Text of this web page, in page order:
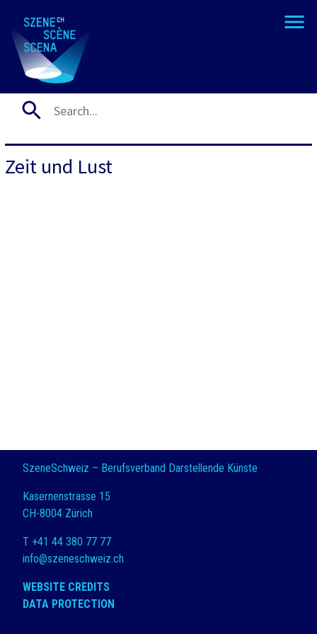
Zeit und Lust
SzeneSchweiz – Berufsverband Darstellende Künste
Kasernenstrasse 15
CH-8004 Zürich
T +41 44 380 77 77
info@szeneschweiz.ch
WEBSITE CREDITS
DATA PROTECTION